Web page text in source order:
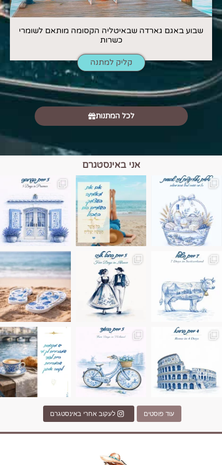
שבוע באגם גארדה שבאיטליה הקסומה מותאם לשומרי
כשרות
קליק למתנה
לכל המתנות
אני באינסטגרם
הם הגבול 💙🩵
בחבל אלזס צרפת
בחופשה שבו הכל נהיה פשוט יותר. החול, הי
Instagram post
Instagram post 17994326828955248
עוד פוסטים לעקוב אחרי באינסטגרם